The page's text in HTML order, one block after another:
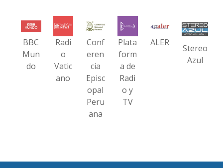
BBC
Mun
do
Radi
o
Vatic
ano
Conf
eren
cia
Episc
opal
Peru
ana
Plata
form
a de
Radi
o y
TV
ALER
Stereo
Azul